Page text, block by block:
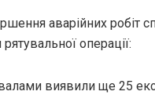
аварійних робіт
операції:
виявили ще 25